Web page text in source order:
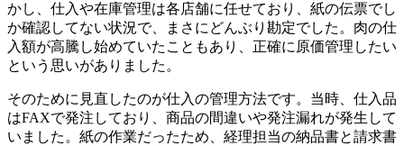
かし、仕入や在庫管理は各店舗に任せており、紙の伝票でし
か確認してない状況で、まさにどんぶり勘定でした。肉の仕
入額が高騰し始めていたこともあり、正確に原価管理したい
という思いがありました。
そのために見直したのが仕入の管理方法です。当時、仕入品
はFAXで発注しており、商品の間違いや発注漏れが発生して
いました。紙の作業だったため、経理担当の納品書と請求書